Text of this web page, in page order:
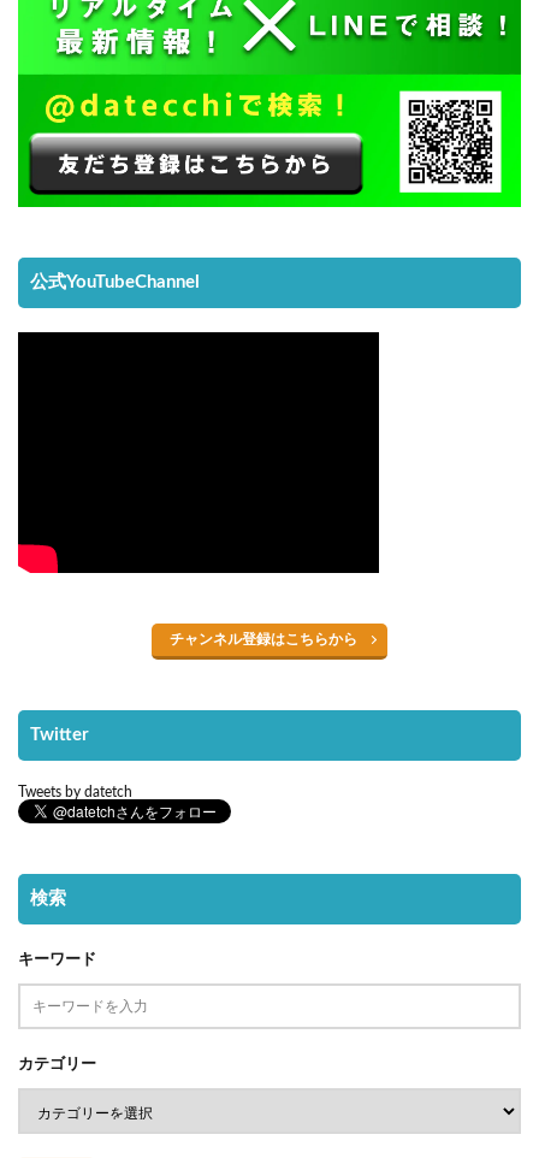
公式YouTubeChannel
チャンネル登録はこちらから
Twitter
Tweets by datetch
検索
キーワード
カテゴリー